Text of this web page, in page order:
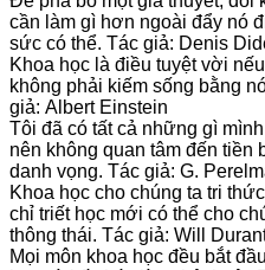
cần làm gì hơn ngoài đẩy nó
sức có thể. Tác giả: Denis
Khoa học là điều tuyệt vời
không phải kiếm sống bằng
giả: Albert Einstein
Tôi đã có tất cả những gì
nên không quan tâm đến tiền
danh vọng. Tác giả: G.
Khoa học cho chúng ta tri
chỉ triết học mới có thể cho
thông thái. Tác giả: Will
Mọi môn khoa học đều bắt